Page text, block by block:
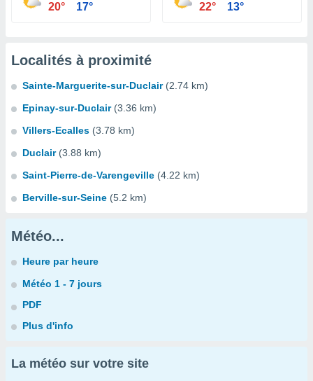
20° 17° 22° 13°
Localités à proximité
Sainte-Marguerite-sur-Duclair (2.74 km)
Epinay-sur-Duclair (3.36 km)
Villers-Ecalles (3.78 km)
Duclair (3.88 km)
Saint-Pierre-de-Varengeville (4.22 km)
Berville-sur-Seine (5.2 km)
Météo...
Heure par heure
Météo 1 - 7 jours
PDF
Plus d'info
La météo sur votre site